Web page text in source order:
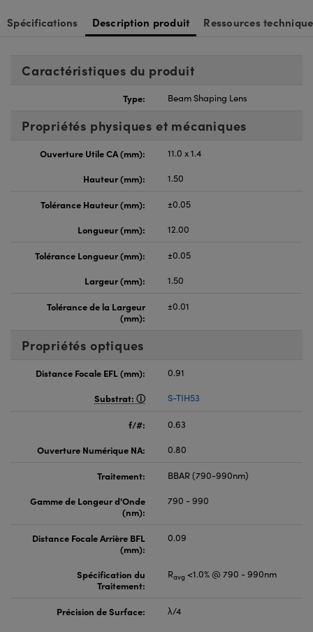
Spécifications Description produit Ressources
Caractéristiques du produit
Type: Beam Shaping Lens
Propriétés physiques et mécaniques
Ouverture Utile CA (mm):
11.0 x 1.4
Hauteur (mm):
1.50
Tolérance Hauteur (mm):
±0.05
Longueur (mm):
12.00
Tolérance Longueur (mm):
±0.05
Largeur (mm):
1.50
Tolérance de la Largeur
(mm):
±0.01
Propriétés optiques
Distance Focale EFL (mm):
0.91
Substrat:
S-TIH53
f/#:
0.63
Ouverture Numérique NA:
0.80
Traitement:
BBAR (790-990nm)
Gamme de Longeur d'Onde
(nm):
790 - 990
Distance Focale Arrière BFL
(mm):
0.09
Spécification du
Traitement:
Ravg <1.0% @ 790 - 990nm
Précision de Surface:
λ/4